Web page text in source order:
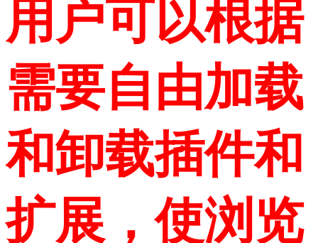
用户可以根据
需要自由加载
和卸载插件和
扩展，使浏览